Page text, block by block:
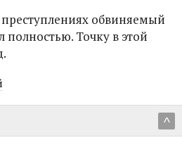
обвиняемый
полностью. Точку в этой
^